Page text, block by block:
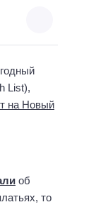
List),
на Новый
об
то